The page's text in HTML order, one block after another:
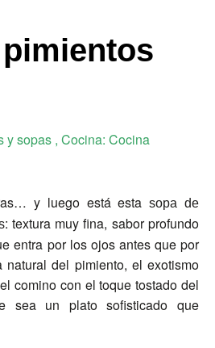
y sopas , Cocina: Cocina
y luego está estasopa de
: textura muy fina, sabor profundo
entra por los ojos antes que por
natural del pimiento, el exotismo
comino con el toque tostado del
sea un plato sofisticado que